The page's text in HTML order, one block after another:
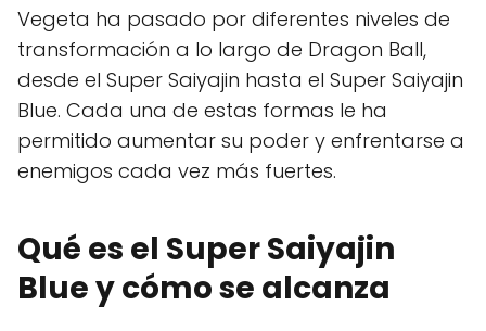
Vegeta ha pasado por diferentes niveles de
transformación a lo largo de Dragon Ball,
desde el Super Saiyajin hasta el Super Saiyajin
Blue. Cada una de estas formas le ha
permitido aumentar su poder y enfrentarse a
enemigos cada vez más fuertes.
Qué es el Super Saiyajin
Blue y cómo se alcanza